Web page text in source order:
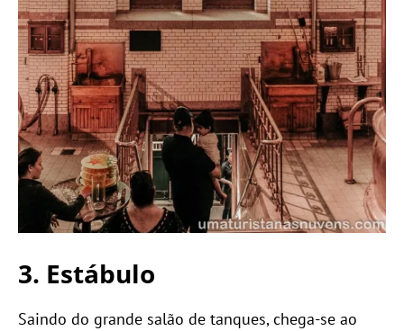
3. Estábulo
Saindo do grande salão de tanques, chega-se ao